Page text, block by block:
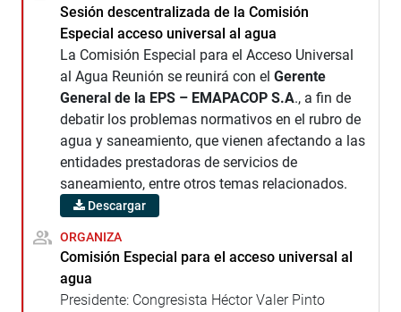
Sesión descentralizada de la Comisión
Especial acceso universal al agua
La Comisión Especial para el Acceso Universal
al Agua Reunión se reunirá con el Gerente
General de la EPS – EMAPACOP S.A., a fin de
debatir los problemas normativos en el rubro de
agua y saneamiento, que vienen afectando a las
entidades prestadoras de servicios de
saneamiento, entre otros temas relacionados.
Descargar
ORGANIZA
Comisión Especial para el acceso universal al
agua
Presidente: Congresista Héctor Valer Pinto